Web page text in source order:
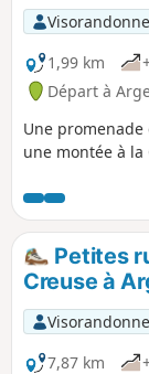
1,99 km
Départ à
Une
une montée à la
Petites
Creuse à
7,87 km